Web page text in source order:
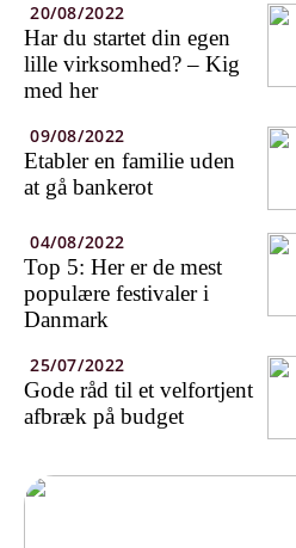
20/08/2022
Har du startet din egen
lille virksomhed? – Kig
med her
09/08/2022
Etabler en familie uden
at gå bankerot
04/08/2022
Top 5: Her er de mest
populære festivaler i
Danmark
25/07/2022
Gode råd til et velfortjent
afbræk på budget